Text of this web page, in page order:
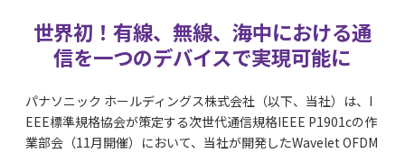
世界初！有線、無線、海中における通
信を一つのデバイスで実現可能に
パナソニック ホールディングス株式会社（以下、当社）は、I
EEE標準規格協会が策定する次世代通信規格IEEE P1901cの作
業部会（11月開催）において、当社が開発したWavelet OFDM